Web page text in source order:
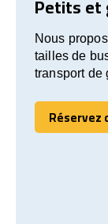
Petits et
Nous
tailles de
transport de
Réservez
Réservez